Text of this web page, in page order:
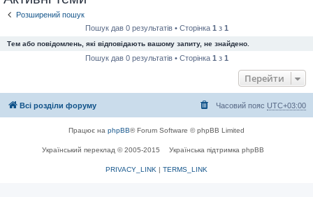
Розширений пошук
Пошук дав 0 результатів • Сторінка 1 з 1
Тем або повідомлень, які відповідають вашому запиту, не знайдено.
Пошук дав 0 результатів • Сторінка 1 з 1
Перейти
Всі розділи форуму Часовий пояс UTC+03:00
Працює на phpBB® Forum Software © phpBB Limited
Український переклад © 2005-2015 Українська підтримка phpBB
PRIVACY_LINK | TERMS_LINK